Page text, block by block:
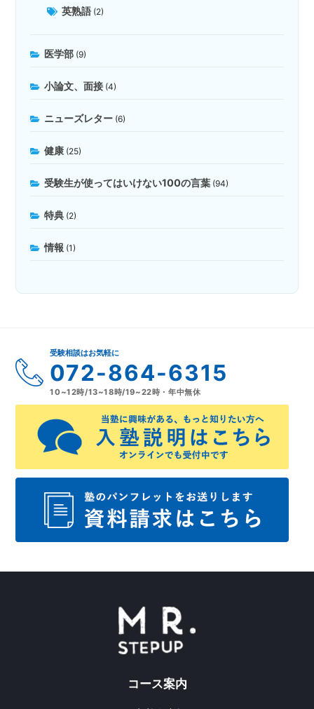
英熟語 (2)
医学部 (9)
小論文、面接 (4)
ニューズレター (6)
健康 (25)
受験生が使ってはいけない100の言葉 (94)
特典 (2)
情報 (1)
受験相談はお気軽に
072-864-6315
10~12時/13~18時/19~22時・年中無休
コース案内